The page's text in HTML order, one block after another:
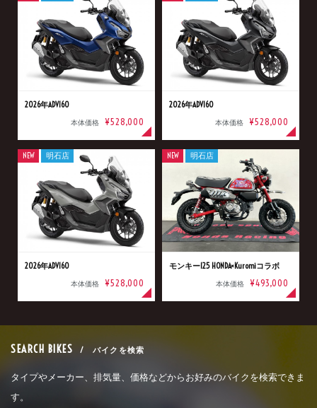
2026年ADV160
本体価格 ¥528,000
2026年ADV160
本体価格 ¥528,000
2026年ADV160
本体価格 ¥528,000
NEW 明石店
モンキー125 HONDA×Kuromiコラボ
本体価格 ¥493,000
NEW 明石店
SEARCH BIKES / バイクを検索
タイプやメーカー、排気量、価格などからお好みのバイクを検索できま
す。